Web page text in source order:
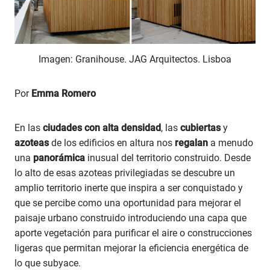
Imagen: Granihouse. JAG Arquitectos. Lisboa
Por Emma Romero
En las ciudades con alta densidad, las cubiertasy
azoteasde los edificios en altura nos regalan a menudo
una panorámica inusual del territorio construido. Desde
lo alto de esas azoteas privilegiadas se descubre un
amplio territorio inerte que inspira a ser conquistado y
que se percibe como una oportunidad para mejorar el
paisaje urbano construido introduciendo una capa que
aporte vegetación para purificar el aire o construcciones
ligeras que permitan mejorar la eficiencia energética de
lo que subyace.